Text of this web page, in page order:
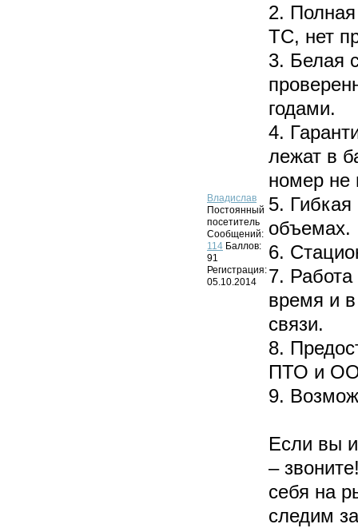
Владислав
Постоянный
посетитель
Сообщений:
114 Баллов:
91
Регистрация:
05.10.2014
2. Полная
ТС, нет
3. Белая
годами.
4.
лежат в
номер не
5.
объемах.
6.
7.
время и
связи.
8.
ПТО и
9.
Если вы
–
себя на
следим